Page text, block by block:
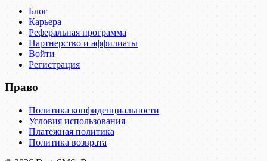
Блог
Карьера
Реферальная программа
Партнерство и аффилиаты
Войти
Регистрация
Право
Политика конфиденциальности
Условия использования
Платежная политика
Политика возврата